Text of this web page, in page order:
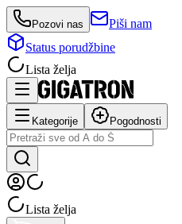
Pozovi nas
Piši nam
Status porudžbine
Lista želja
Kategorije Pogodnosti
Lista želja